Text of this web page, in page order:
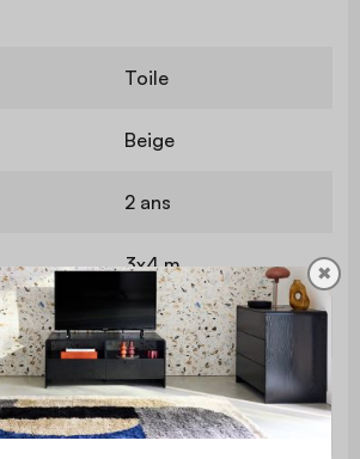
Toile
Beige
2 ans
3x4 m
2,29 kg
Polyester
✖